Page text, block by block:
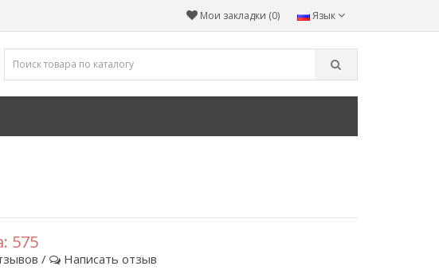
Язык
Мои закладки (0)
575
/ Написать отзыв